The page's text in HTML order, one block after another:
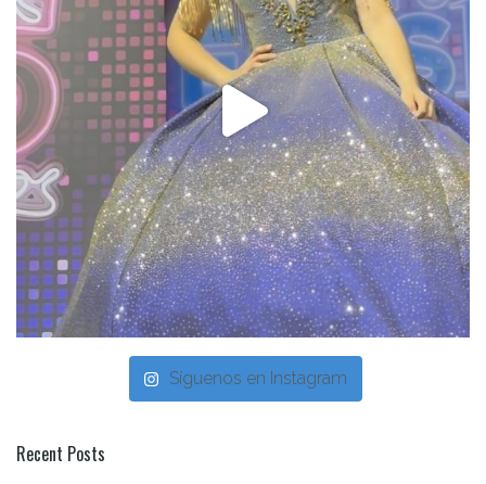
Síguenos en Instagram
Recent Posts